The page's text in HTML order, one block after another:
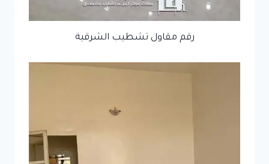
رقم مقاول تشطيب الشرقية